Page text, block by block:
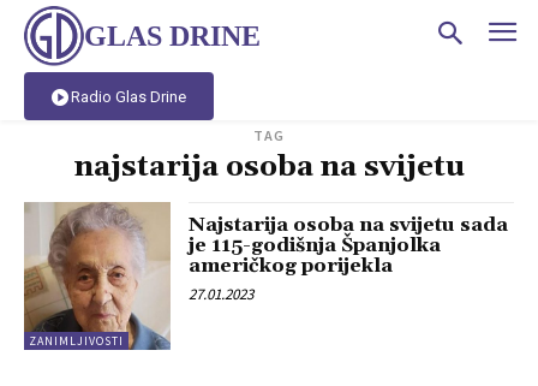
GLAS DRINE
Radio Glas Drine
TAG
najstarija osoba na svijetu
ZANIMLJIVOSTI
Najstarija osoba na svijetu sada
je 115-godišnja Španjolka
američkog porijekla
27.01.2023